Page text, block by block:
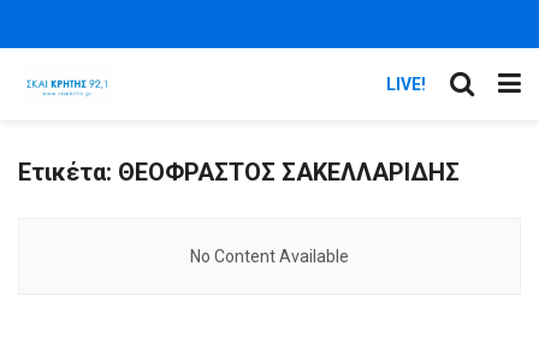
LIVE!
Ετικέτα: ΘΕΟΦΡΑΣΤΟΣ ΣΑΚΕΛΛΑΡΙΔΗΣ
No Content Available